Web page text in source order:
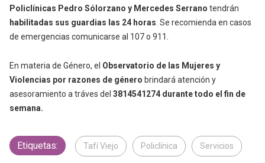
Policlínicas Pedro Sólorzano y Mercedes Serrano tendrán
habilitadas sus guardias las 24 horas. Se recomienda en casos
de emergencias comunicarse al 107 o 911.
En materia de Género, el Observatorio de las Mujeres y
Violencias por razones de género brindará atención y
asesoramiento a tráves del 3814541274 durante todo el fin de
semana.
Etiquetas: Tafí Viejo Policlínica Servicios